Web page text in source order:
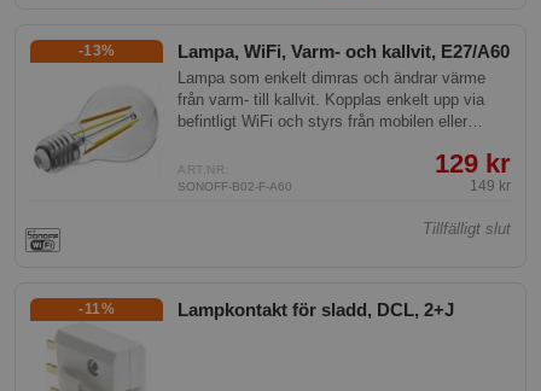
Lampa, WiFi, Varm- och kallvit, E27/A60
-13%
Lampa som enkelt dimras och ändrar värme
från varm- till kallvit. Kopplas enkelt upp via
befintligt WiFi och styrs från mobilen eller
ART.NR:
SONOFF-B02-F-A60
129 kr
149 kr
Tillfälligt slut
Lampkontakt för sladd, DCL, 2+J
-11%